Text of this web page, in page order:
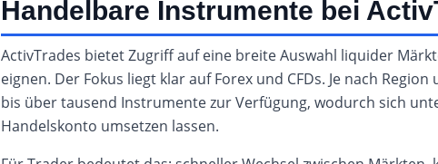
Handelbare Instrumente bei
ActivTrades bietet Zugriff auf eine breite Auswahl liquider
eignen. Der Fokus liegt klar auf Forex und CFDs. Je nach
bis über tausend Instrumente zur Verfügung, wodurch sich
Handelskonto umsetzen lassen.